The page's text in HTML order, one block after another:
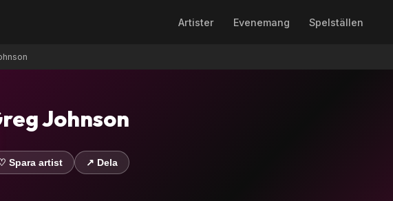
Artister Evenemang Spelställen
Johnson
Spara artist ↗ Dela